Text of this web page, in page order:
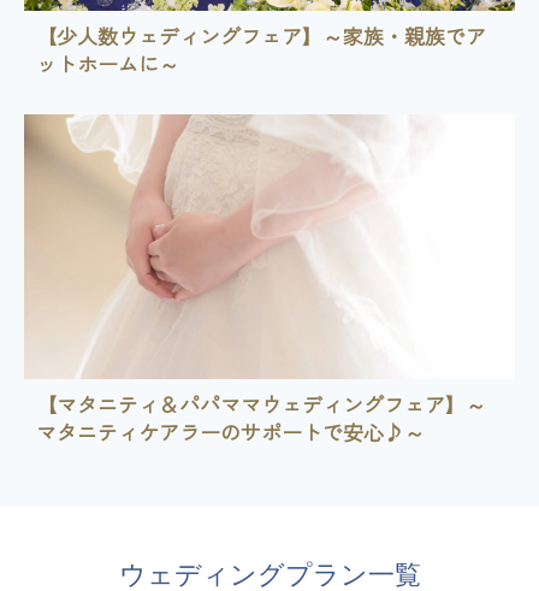
【少人数ウェディングフェア】～家族・親族でア
ットホームに～
【マタニティ＆パパママウェディングフェア】～
マタニティケアラーのサポートで安心♪～
ウェディングプラン一覧